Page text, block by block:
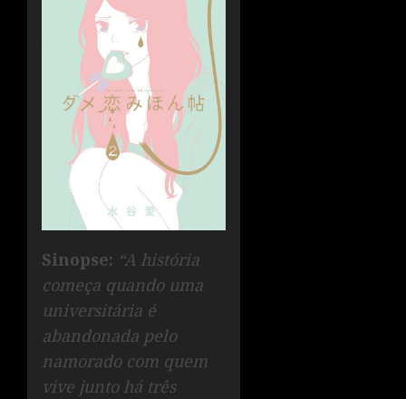
Sinopse: “A história
começa quando uma
universitária é
abandonada pelo
namorado com quem
vive junto há três